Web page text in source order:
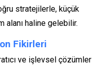
stratejilerle, küçük
alanı haline gelebilir.
Fikirleri
ve işlevsel çözümler